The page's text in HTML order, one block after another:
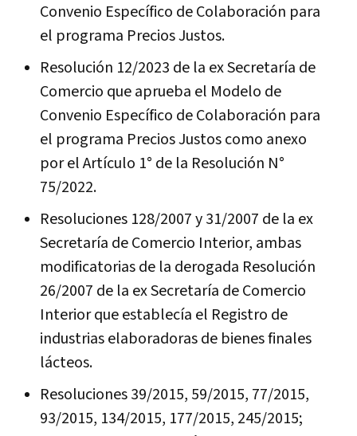
Convenio Específico de Colaboración para
el programa Precios Justos.
Resolución 12/2023 de la ex Secretaría de
Comercio que aprueba el Modelo de
Convenio Específico de Colaboración para
el programa Precios Justos como anexo
por el Artículo 1° de la Resolución N°
75/2022.
Resoluciones 128/2007 y 31/2007 de la ex
Secretaría de Comercio Interior, ambas
modificatorias de la derogada Resolución
26/2007 de la ex Secretaría de Comercio
Interior que establecía el Registro de
industrias elaboradoras de bienes finales
lácteos.
Resoluciones 39/2015, 59/2015, 77/2015,
93/2015, 134/2015, 177/2015, 245/2015;